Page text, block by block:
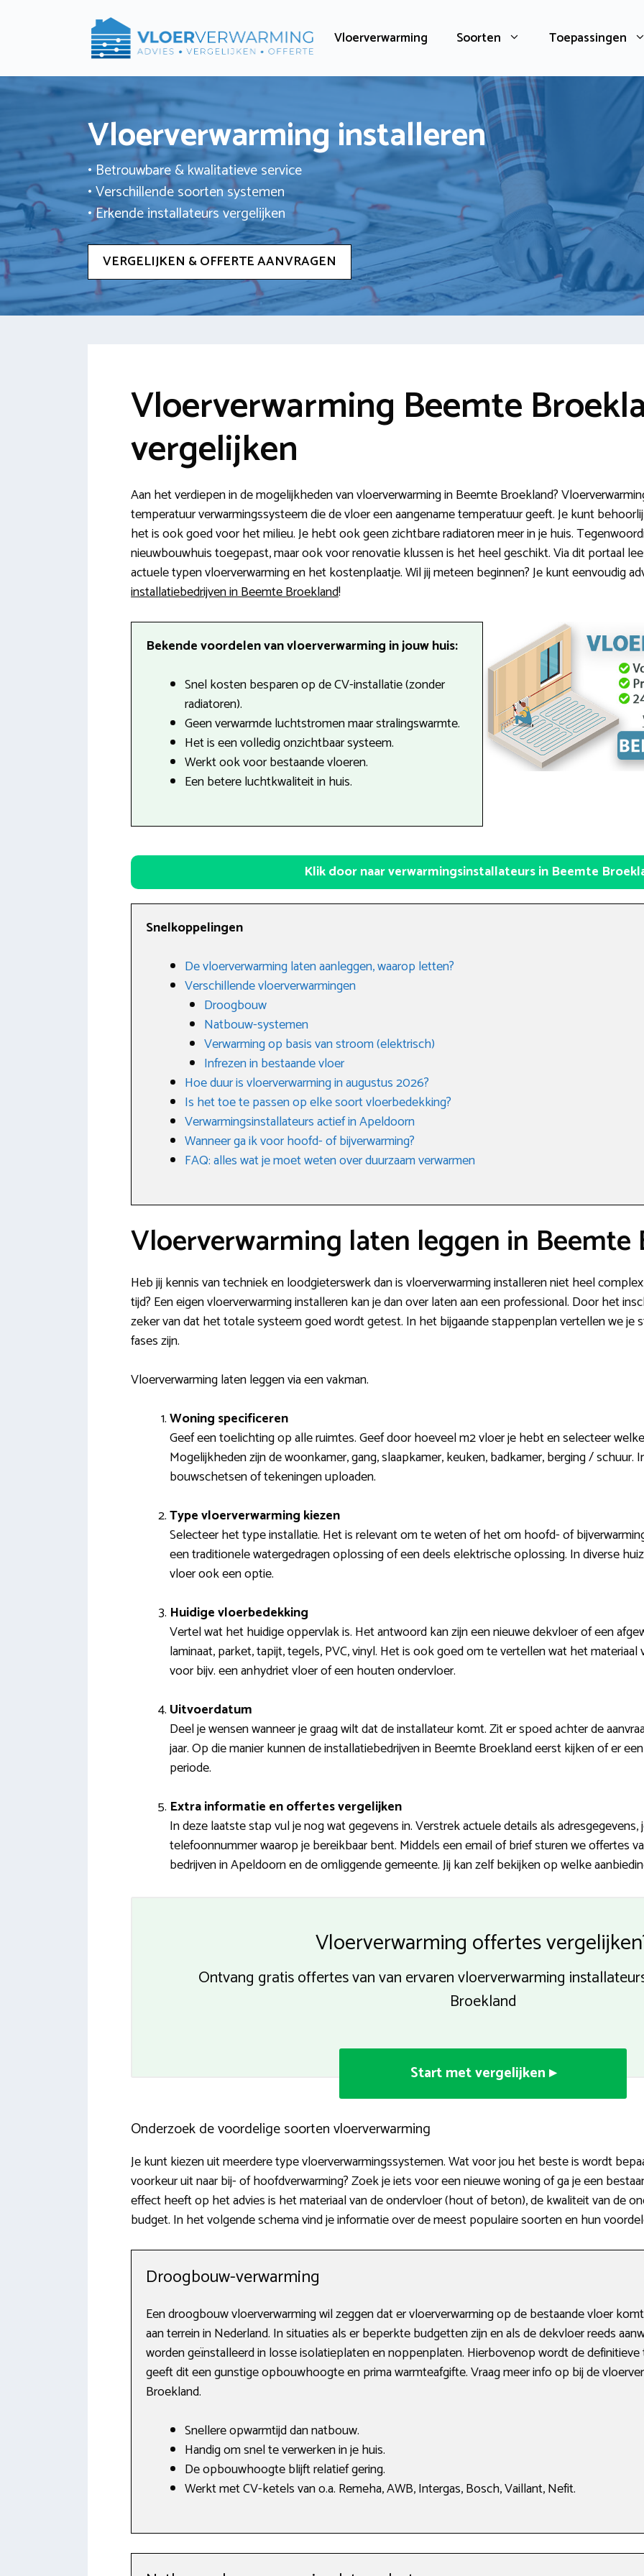
Vloerverwarming Soorten Toepassingen
Vloerverwarming installeren
• Betrouwbare & kwalitatieve service
• Verschillende soorten systemen
• Erkende installateurs vergelijken
VERGELIJKEN & OFFERTE AANVRAGEN
Vloerverwarming Beemte
vergelijken
Aan het verdiepen in de mogelijkheden van vloerverwarming in Beemte Broekland?
temperatuur verwarmingssysteem die de vloer een aangename temperatuur geeft. Je kunt
het is ook goed voor het milieu. Je hebt ook geen zichtbare radiatoren meer in je huis.
nieuwbouwhuis toegepast, maar ook voor renovatie klussen is het heel geschikt. Via dit portaal
actuele typen vloerverwarming en het kostenplaatje. Wil jij meteen beginnen? Je kunt eenvoudig
installatiebedrijven in Beemte Broekland!
Bekende voordelen van vloerverwarming in jouw huis:
Snel kosten besparen op de CV-installatie (zonder
radiatoren).
Geen verwarmde luchtstromen maar stralingswarmte.
Het is een volledig onzichtbaar systeem.
Werkt ook voor bestaande vloeren.
Een betere luchtkwaliteit in huis.
Klik door naar verwarmingsinstallateurs in Beemte
Snelkoppelingen
De vloerverwarming laten aanleggen, waarop letten?
Verschillende vloerverwarmingen
Droogbouw
Natbouw-systemen
Verwarming op basis van stroom (elektrisch)
Infrezen in bestaande vloer
Hoe duur is vloerverwarming in augustus 2026?
Is het toe te passen op elke soort vloerbedekking?
Verwarmingsinstallateurs actief in Apeldoorn
Wanneer ga ik voor hoofd- of bijverwarming?
FAQ: alles wat je moet weten over duurzaam verwarmen
Vloerverwarming laten leggen in Beemte
Heb jij kennis van techniek en loodgieterswerk dan is vloerverwarming installeren niet heel
tijd? Een eigen vloerverwarming installeren kan je dan over laten aan een professional. Door het
zeker van dat het totale systeem goed wordt getest. In het bijgaande stappenplan vertellen we je
fases zijn.
Vloerverwarming laten leggen via een vakman.
Woning specificeren
Geef een toelichting op alle ruimtes. Geef door hoeveel m2 vloer je hebt en selecteer
Mogelijkheden zijn de woonkamer, gang, slaapkamer, keuken, badkamer, berging / schuur.
bouwschetsen of tekeningen uploaden.
Type vloerverwarming kiezen
Selecteer het type installatie. Het is relevant om te weten of het om hoofd- of
een traditionele watergedragen oplossing of een deels elektrische oplossing. In diverse
vloer ook een optie.
Huidige vloerbedekking
Vertel wat het huidige oppervlak is. Het antwoord kan zijn een nieuwe dekvloer of een
laminaat, parket, tapijt, tegels, PVC, vinyl. Het is ook goed om te vertellen wat het materiaal
voor bijv. een anhydriet vloer of een houten ondervloer.
Uitvoerdatum
Deel je wensen wanneer je graag wilt dat de installateur komt. Zit er spoed achter de
jaar. Op die manier kunnen de installatiebedrijven in Beemte Broekland eerst kijken of er
periode.
Extra informatie en offertes vergelijken
In deze laatste stap vul je nog wat gegevens in. Verstrek actuele details als
telefoonnummer waarop je bereikbaar bent. Middels een email of brief sturen we offertes
bedrijven in Apeldoorn en de omliggende gemeente. Jij kan zelf bekijken op welke
Vloerverwarming offertes
Ontvang gratis offertes van van ervaren vloerverwarming
Broekland
Start met vergelijken ▸
Onderzoek de voordelige soorten vloerverwarming
Je kunt kiezen uit meerdere type vloerverwarmingssystemen. Wat voor jou het beste is wordt
voorkeur uit naar bij- of hoofdverwarming? Zoek je iets voor een nieuwe woning of ga je een
effect heeft op het advies is het materiaal van de ondervloer (hout of beton), de kwaliteit van de
budget. In het volgende schema vind je informatie over de meest populaire soorten en hun
Droogbouw-verwarming
Een droogbouw vloerverwarming wil zeggen dat er vloerverwarming op de bestaande vloer
aan terrein in Nederland. In situaties als er beperkte budgetten zijn en als de dekvloer reeds
worden geïnstalleerd in losse isolatieplaten en noppenplaten. Hierbovenop wordt de
geeft dit een gunstige opbouwhoogte en prima warmteafgifte. Vraag meer info op bij de
Broekland.
Snellere opwarmtijd dan natbouw.
Handig om snel te verwerken in je huis.
De opbouwhoogte blijft relatief gering.
Werkt met CV-ketels van o.a. Remeha, AWB, Intergas, Bosch, Vaillant, Nefit.